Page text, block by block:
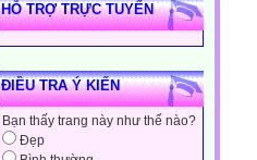
HỖ TRỢ TRỰC TUYẾN
ĐIỀU TRA Ý KIẾN
Bạn thấy trang này như thế nào?
Đẹp